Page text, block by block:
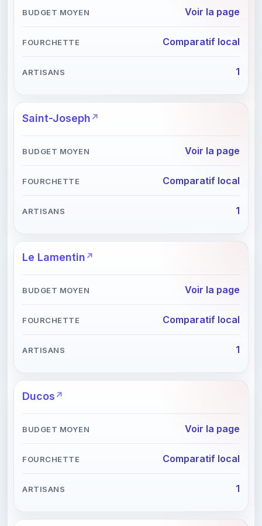
Voir la page
Comparatif local
1
Saint-Joseph
Voir la page
Comparatif local
1
Le Lamentin
Voir la page
Comparatif local
1
Ducos
Voir la page
Comparatif local
1